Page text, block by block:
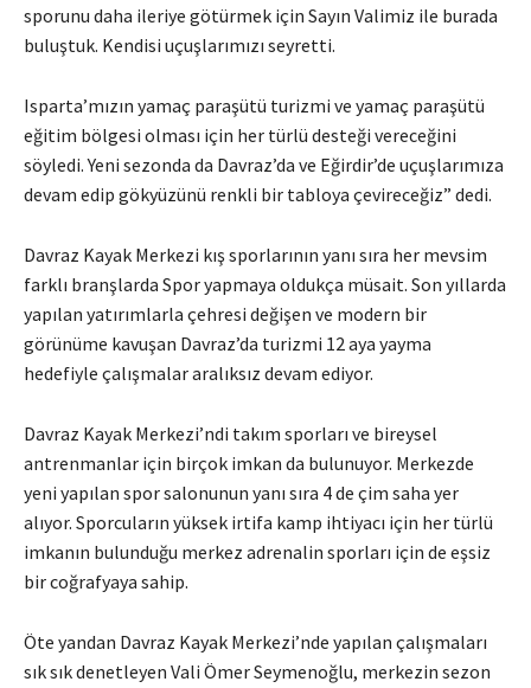
sporunu daha ileriye götürmek için Sayın Valimiz ile burada
buluştuk. Kendisi uçuşlarımızı seyretti.
Isparta’mızın yamaç paraşütü turizmi ve yamaç paraşütü
eğitim bölgesi olması için her türlü desteği vereceğini
söyledi. Yeni sezonda da Davraz’da ve Eğirdir’de uçuşlarımıza
devam edip gökyüzünü renkli bir tabloya çevireceğiz” dedi.
Davraz Kayak Merkezi kış sporlarının yanı sıra her mevsim
farklı branşlarda Spor yapmaya oldukça müsait. Son yıllarda
yapılan yatırımlarla çehresi değişen ve modern bir
görünüme kavuşan Davraz’da turizmi 12 aya yayma
hedefiyle çalışmalar aralıksız devam ediyor.
Davraz Kayak Merkezi’ndi takım sporları ve bireysel
antrenmanlar için birçok imkan da bulunuyor. Merkezde
yeni yapılan spor salonunun yanı sıra 4 de çim saha yer
alıyor. Sporcuların yüksek irtifa kamp ihtiyacı için her türlü
imkanın bulunduğu merkez adrenalin sporları için de eşsiz
bir coğrafyaya sahip.
Öte yandan Davraz Kayak Merkezi’nde yapılan çalışmaları
sık sık denetleyen Vali Ömer Seymenoğlu, merkezin sezon